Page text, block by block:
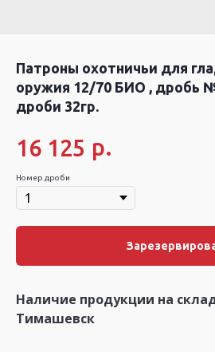
Патроны охотничьи для
оружия 12/70 БИО , дробь №
дроби 32гр.
16 125 р.
Номер дроби
Наличие продукции на
Тимашевск